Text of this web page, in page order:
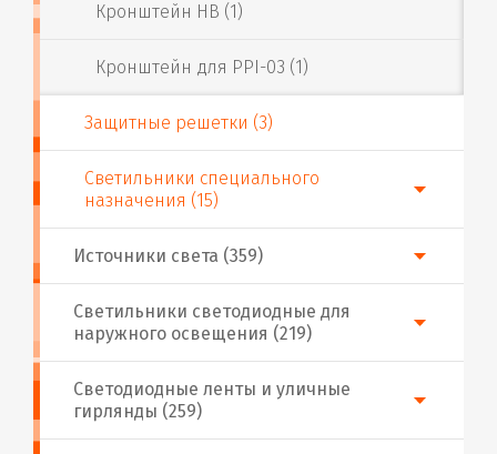
Источники света (359)
Светодиодные ленты и уличные
гирлянды (259)
Кронштейн HB (1)
Кронштейн для PPI-03 (1)
Защитные решетки (3)
Светильники специального
назначения (15)
Светильники светодиодные для
наружного освещения (219)